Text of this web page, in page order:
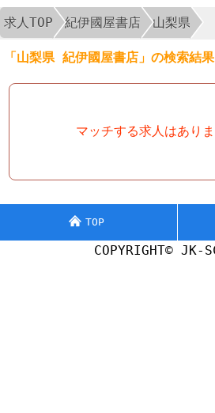
求人TOP 紀伊國屋書店 山梨県
「山梨県 紀伊國屋書店」の検索結果
マッチする求人はあり
TOP
COPYRIGHT© JK-